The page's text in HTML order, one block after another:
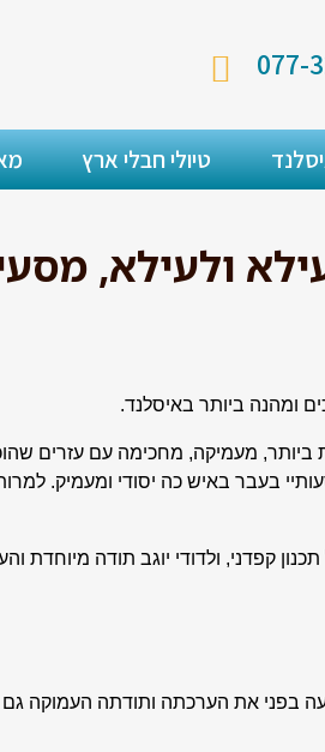
077-
טיולי חבלי ארץ
ולעילא,
ומהנה ביותר באיסלנד.
ביותר, מעמיקה, מחכימה עם עזרים
בעבר באיש כה יסודי
תכנון קפדני, ולדודי יוגב תודה
בפני את הערכתה ותודתה העמוקה גם